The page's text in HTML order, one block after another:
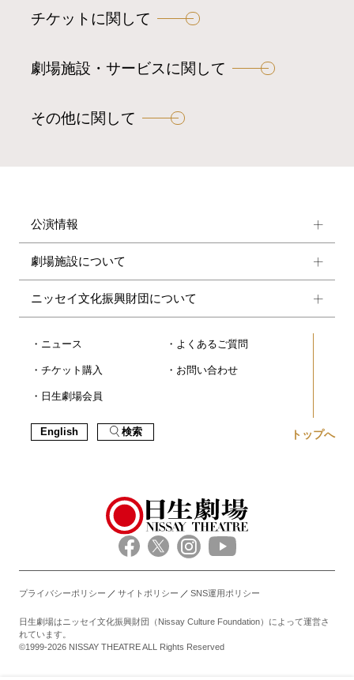
チケットに関して
劇場施設・サービスに関して
その他に関して
公演情報
劇場施設について
ニッセイ文化振興財団について
ニュース
チケット購入
日生劇場会員
よくあるご質問
お問い合わせ
English 検索 トップへ
日生劇場はニッセイ文化振興財団（Nissay Culture Foundation）によって運営さ
れています。
©1999-2026 NISSAY THEATRE ALL Rights Reserved
プライバシーポリシー サイトポリシー SNS運用ポリシー